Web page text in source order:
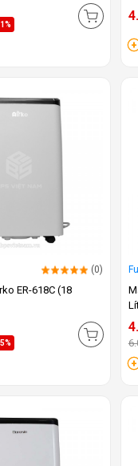
(0)
ER-618C (18